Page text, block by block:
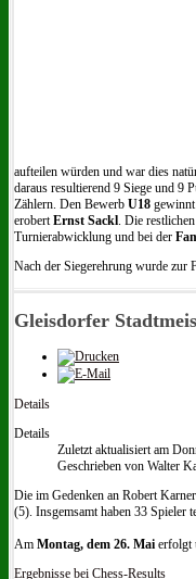
aufteilen würden und war dies
daraus resultierend 9 Siege und 9
Zählern. Den Bewerb U18 gewinnt
erobertErnst Sackl. Die
Turnierabwicklung und bei der
Nach der Siegerehrung wurde zur
Gleisdorfer
Details
Details
Zuletzt aktualisiert am
Geschrieben von Walter
Die im Gedenken an Robert
(5). Insgemsamt haben 33 Spieler
Am Montag, dem 26. Mai erfolgt
Ergebnisse bei Chess-Results